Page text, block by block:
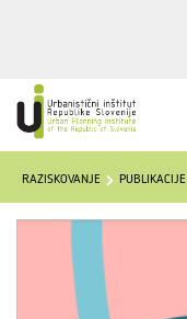
RAZISKOVANJE PUBLIKACIJE